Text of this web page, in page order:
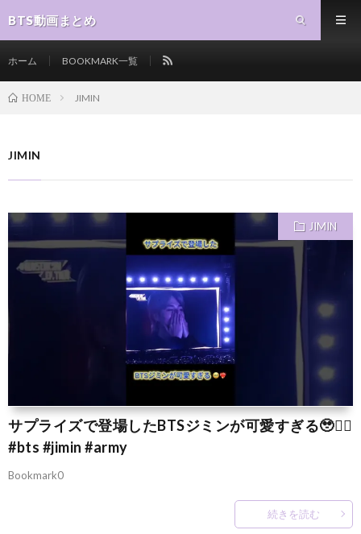
BTS動画まとめ
ホーム BOOKMARK一覧
HOME JIMIN
JIMIN
JIMIN
サプライズで登場したBTSジミンが可愛すぎる🥹❤️‍🔥
#bts #jimin #army
Bookmark0
続きを読む